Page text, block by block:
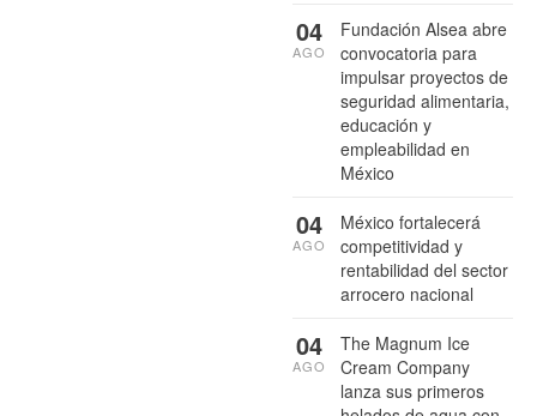
Fundación Alsea abre
convocatoria para
impulsar proyectos de
seguridad alimentaria,
educación y
empleabilidad en
México
04
AGO
México fortalecerá
competitividad y
rentabilidad del sector
arrocero nacional
04
AGO
The Magnum Ice
Cream Company
lanza sus primeros
04
AGO